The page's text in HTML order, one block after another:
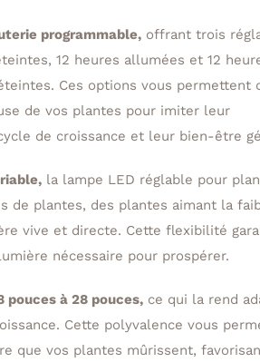
programmable, offrant trois
12 heures allumées et 12
Ces options vous permettent
de vos plantes pour imiter leur
de croissance et leur bien-être
la lampe LED réglable pour
de plantes, des plantes aimant la
vive et directe. Cette flexibilité
nécessaire pour prospérer.
à 28 pouces, ce qui la rend
Cette polyvalence vous
que vos plantes mûrissent,